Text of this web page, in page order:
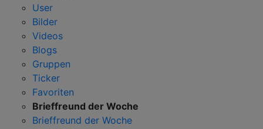
User
Bilder
Videos
Blogs
Gruppen
Ticker
Favoriten
Brieffreund der Woche
Brieffreund der Woche